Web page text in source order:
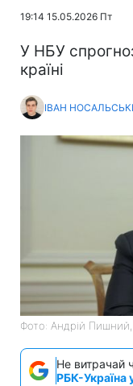
19:14 15.05.2026 Пт
У НБУ
країні
ІВАН
Фото: Андрій
Не витрачай
РБК-Україна